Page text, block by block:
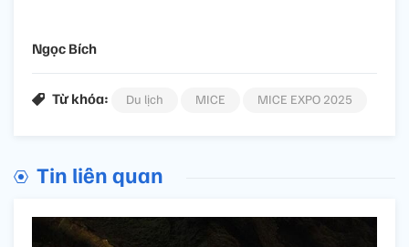
Ngọc Bích
Từ khóa: Du lịch MICE MICE EXPO 2025
Tin liên quan